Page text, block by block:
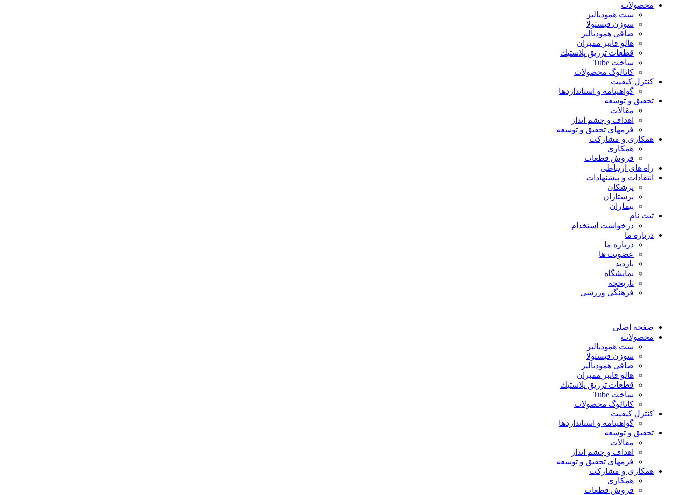
محصولات
ست همودیالیز
سوزن فیستولا
صافی همودیالیز
هالو فایبر ممبران
قطعات تزريق پلاستيك
ساخت Tube
کاتالوگ محصولات
کنترل کیفیت
گواهينامه و استانداردها
تحقيق و توسعه
مقالات
اهداف و چشم انداز
فرمهای تحقیق و توسعه
همکاری و مشارکت
همکاری
فروش قطعات
راه های ارتباطی
انتقادات و پيشنهادات
پزشكان
پرستاران
بيماران
ثبت نام
درخواست استخدام
درباره ما
درباره ما
عضویت ها
بازدید
نمایشگاه
تاريخچه
فرهنگی ورزشی
صفحه اصلی
محصولات
ست همودیالیز
سوزن فیستولا
صافی همودیالیز
هالو فایبر ممبران
قطعات تزريق پلاستيك
ساخت Tube
کاتالوگ محصولات
کنترل کیفیت
گواهينامه و استانداردها
تحقيق و توسعه
مقالات
اهداف و چشم انداز
فرمهای تحقیق و توسعه
همکاری و مشارکت
همکاری
فروش قطعات